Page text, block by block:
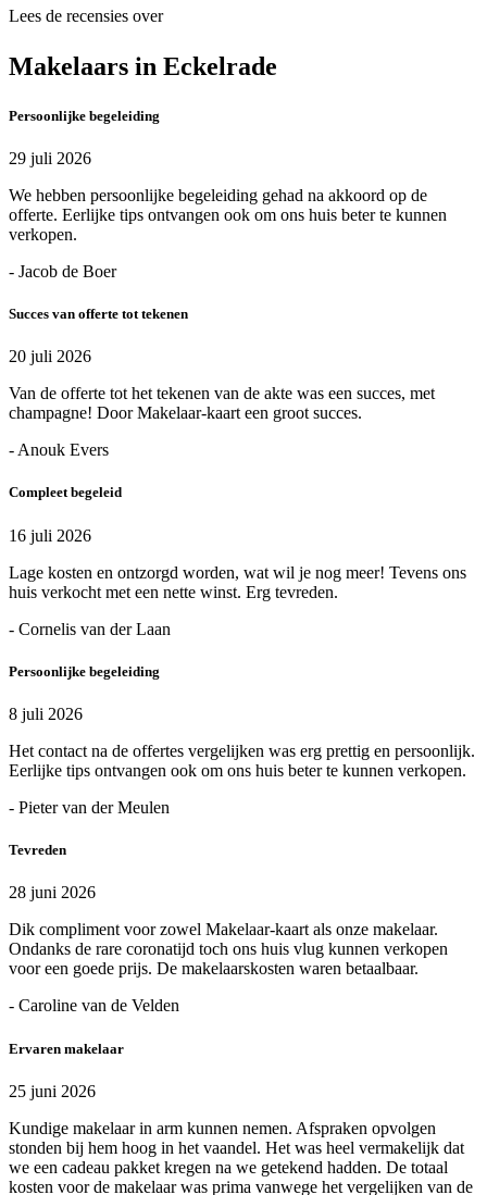
Lees de recensies over
Makelaars in Eckelrade
Persoonlijke begeleiding
29 juli 2026
We hebben persoonlijke begeleiding gehad na akkoord op de
offerte. Eerlijke tips ontvangen ook om ons huis beter te kunnen
verkopen.
- Jacob de Boer
Succes van offerte tot tekenen
20 juli 2026
Van de offerte tot het tekenen van de akte was een succes, met
champagne! Door Makelaar-kaart een groot succes.
- Anouk Evers
Compleet begeleid
16 juli 2026
Lage kosten en ontzorgd worden, wat wil je nog meer! Tevens ons
huis verkocht met een nette winst. Erg tevreden.
- Cornelis van der Laan
Persoonlijke begeleiding
8 juli 2026
Het contact na de offertes vergelijken was erg prettig en persoonlijk.
Eerlijke tips ontvangen ook om ons huis beter te kunnen verkopen.
- Pieter van der Meulen
Tevreden
28 juni 2026
Dik compliment voor zowel Makelaar-kaart als onze makelaar.
Ondanks de rare coronatijd toch ons huis vlug kunnen verkopen
voor een goede prijs. De makelaarskosten waren betaalbaar.
- Caroline van de Velden
Ervaren makelaar
25 juni 2026
Kundige makelaar in arm kunnen nemen. Afspraken opvolgen
stonden bij hem hoog in het vaandel. Het was heel vermakelijk dat
we een cadeau pakket kregen na we getekend hadden. De totaal
kosten voor de makelaar was prima vanwege het vergelijken van de